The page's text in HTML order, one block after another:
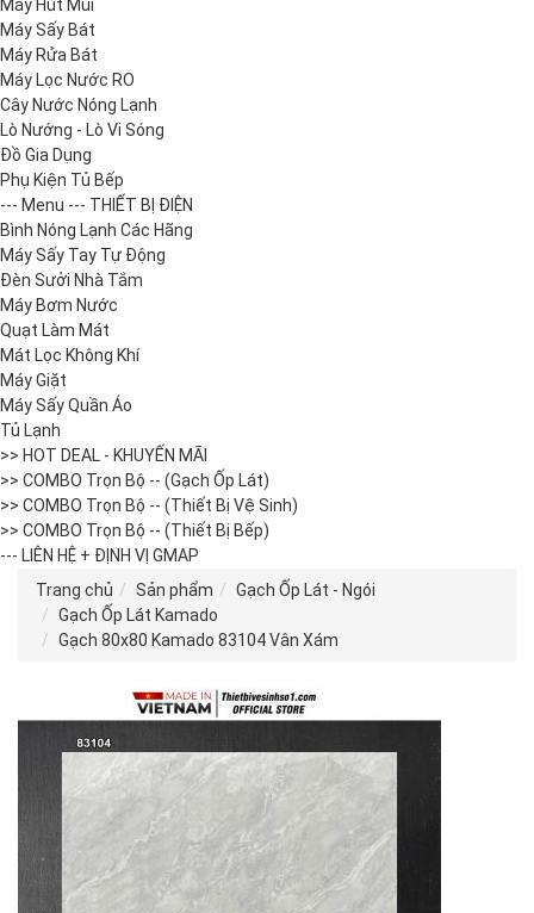
Máy Hút Mùi
Máy Sấy Bát
Máy Rửa Bát
Máy Lọc Nước RO
Cây Nước Nóng Lạnh
Lò Nướng - Lò Vi Sóng
Đồ Gia Dụng
Phụ Kiện Tủ Bếp
--- Menu --- THIẾT BỊ ĐIỆN
Bình Nóng Lạnh Các Hãng
Máy Sấy Tay Tự Động
Đèn Sưởi Nhà Tắm
Máy Bơm Nước
Quạt Làm Mát
Mát Lọc Không Khí
Máy Giặt
Máy Sấy Quần Áo
Tủ Lạnh
>> HOT DEAL - KHUYẾN MÃI
>> COMBO Trọn Bộ -- (Gạch Ốp Lát)
>> COMBO Trọn Bộ -- (Thiết Bị Vệ Sinh)
>> COMBO Trọn Bộ -- (Thiết Bị Bếp)
--- LIÊN HỆ + ĐỊNH VỊ GMAP
Trang chủ
Sản phẩm
Gạch Ốp Lát - Ngói
Gạch Ốp Lát Kamado
Gạch 80x80 Kamado 83104 Vân Xám